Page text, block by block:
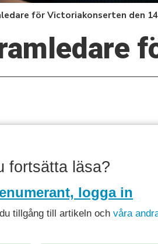
för Victoriakonserten den
fortsätta läsa?
logga in
tillgång till artikeln ochvåra